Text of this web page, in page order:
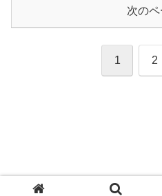
次のペ
1 2
Copyright © 2020 ton活ニ